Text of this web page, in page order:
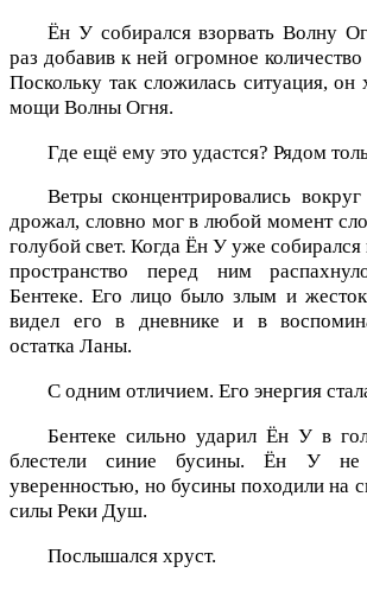
Ён У собирался взорвать Волну
раз добавив к ней огромное
Поскольку так сложилась ситуация, он
мощи Волны Огня.
Где ещё ему это удастся? Рядом
Ветры сконцентрировались
дрожал, словно мог в любой момент
голубой свет. Когда Ён У уже
пространство перед ним
Бентеке. Его лицо было злым и
видел его в дневнике и в
остатка Ланы.
С одним отличием. Его энергия
Бентеке сильно ударил Ён У в
блестели синие бусины. Ён У не
уверенностью, но бусины походили на
силы Реки Душ.
Послышался хруст.